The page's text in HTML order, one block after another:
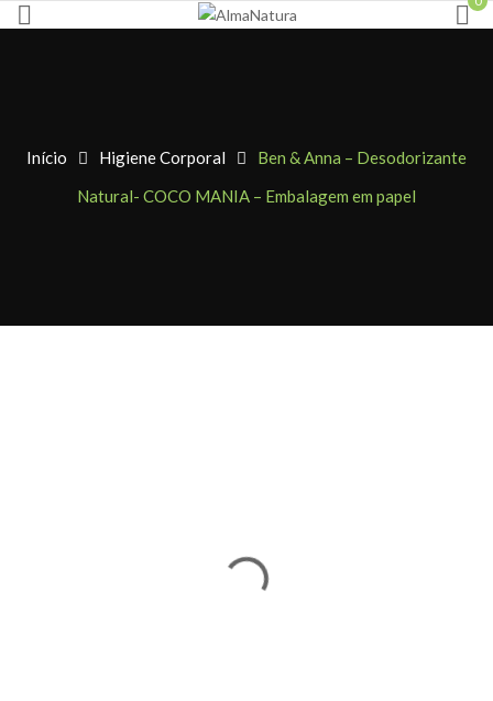
Início Higiene Corporal
Ben & Anna – Desodorizante
Natural- COCO MANIA – Embalagem em papel